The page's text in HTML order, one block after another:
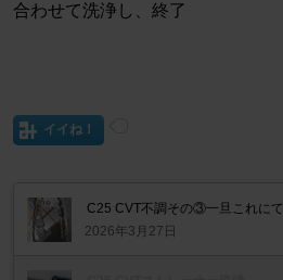
合わせて洗浄し、終了
イイね！
C25 CVT不調その③一旦これにて
2026年3月27日